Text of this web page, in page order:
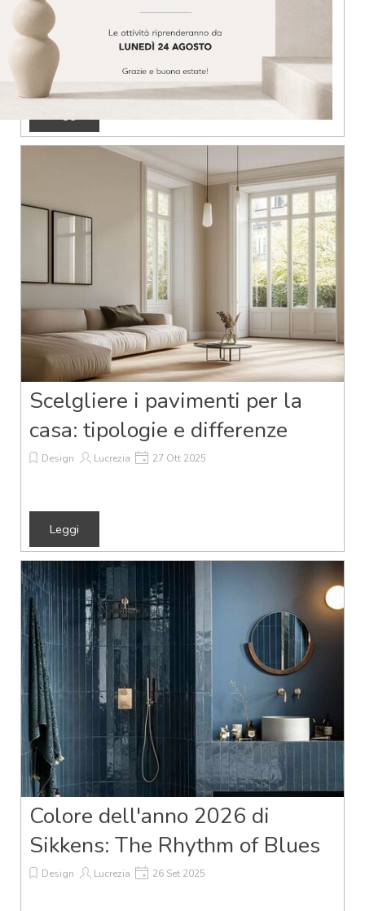
e materici
Design Lucrezia 10 Nov 2025
Scelgliere i pavimenti per la
casa: tipologie e differenze
Design Lucrezia 27 Ott 2025
Leggi
Colore dell'anno 2026 di
Sikkens: The Rhythm of Blues
Design Lucrezia 26 Set 2025